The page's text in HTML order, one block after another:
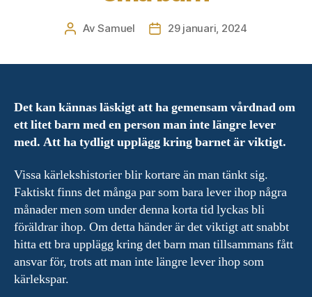
Inläggsförfattare
AvSamuel Inläggsdatum
29 januari, 2024
Det kan kännas läskigt att ha gemensam vårdnad om
ett litet barn med en person man inte längre lever
med. Att ha tydligt upplägg kring barnet är viktigt.
Vissa kärlekshistorier blir kortare än man tänkt sig.
Faktiskt finns det många par som bara lever ihop några
månader men som under denna korta tid lyckas bli
föräldrar ihop. Om detta händer är det viktigt att snabbt
hitta ett bra upplägg kring det barn man tillsammans fått
ansvar för, trots att man inte längre lever ihop som
kärlekspar.